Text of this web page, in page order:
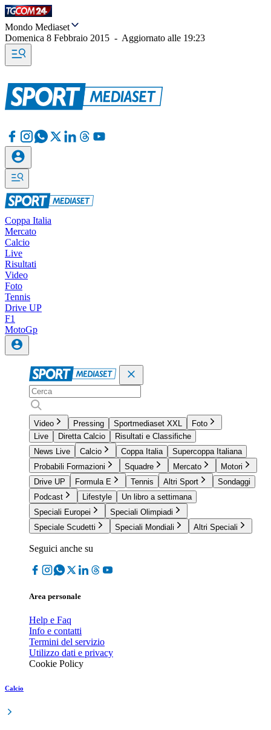
Mondo Mediaset
Domenica 8 Febbraio 2015 - Aggiornato alle 19:23
Coppa Italia
Mercato
Calcio
Live
Risultati
Video
Foto
Tennis
Drive UP
F1
MotoGp
Video Pressing Sportmediaset XXL
Foto
Live
Diretta Calcio
Risultati e Classifiche
News Live
Calcio Coppa Italia
Supercoppa Italiana
Probabili Formazioni
Squadre Mercato
Motori
Drive UP
Formula E Tennis Altri Sport
Sondaggi
Podcast
Lifestyle
Un libro a settimana
Speciali Europei
Speciali Olimpiadi
Speciale Scudetti
Speciali Mondiali Altri Speciali
Seguici anche su
Area personale
Help e Faq
Info e contatti
Termini del servizio
Utilizzo dati e privacy
Cookie Policy
Calcio